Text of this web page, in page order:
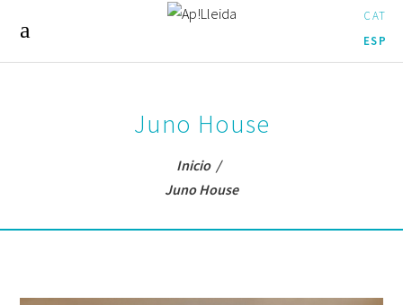
CAT
ESP
Juno House
Inicio/
Juno House